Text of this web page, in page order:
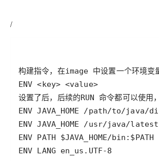
/
ENV LANG en_us.UTF-8